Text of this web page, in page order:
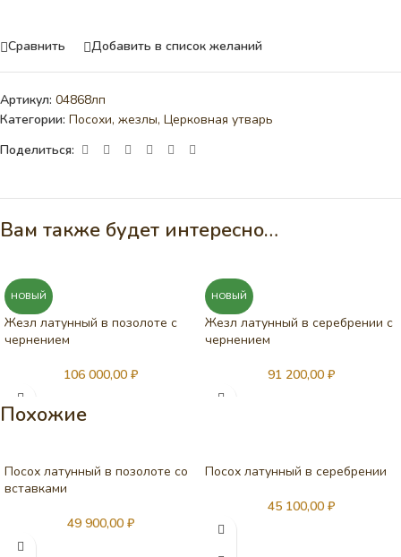
Сравнить Добавить в список желаний
Артикул: 04868лп
Категории: Посохи, жезлы, Церковная утварь
Поделиться:
Вам также будет интересно…
НОВЫЙ
Жезл латунный в позолоте с
чернением
106 000,00 ₽
НОВЫЙ
Жезл латунный в серебрении с
чернением
91 200,00 ₽
Похожие
Посох латунный в позолоте со
вставками
49 900,00 ₽
Посох латунный в серебрении
45 100,00 ₽